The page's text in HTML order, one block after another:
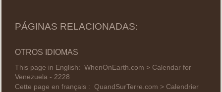
PÁGINAS RELACIONADAS:
OTROS IDIOMAS
This page in English: WhenOnEarth.com > Calendar for
Venezuela - 2228
Cette page en français : QuandSurTerre.com > Calendrier